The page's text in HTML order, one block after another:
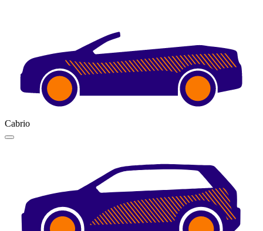
Cabrio